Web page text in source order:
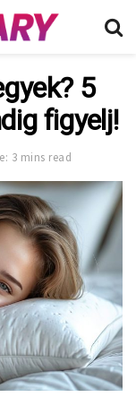
5
figyelj!
3 mins read